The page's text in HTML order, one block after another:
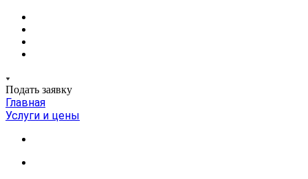
Подать заявку
Главная
Услуги и цены